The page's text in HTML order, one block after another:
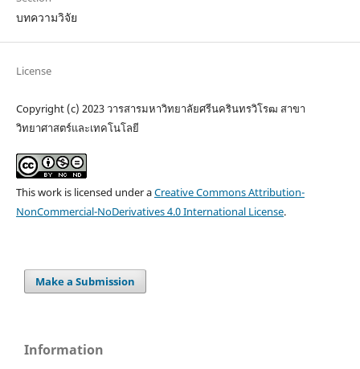
บทความวิจัย
License
Copyright (c) 2023 วารสารมหาวิทยาลัยศรีนครินทรวิโรฒ สาขา
วิทยาศาสตร์และเทคโนโลยี
This work is licensed under aCreative Commons Attribution-
NonCommercial-NoDerivatives 4.0 International License.
Make a Submission
Information